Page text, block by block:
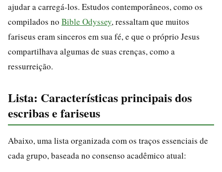
ajudar a carregá-los. Estudos contemporâneos, como os
compilados no Bible Odyssey, ressaltam que muitos
fariseus eram sinceros em sua fé, e que o próprio Jesus
compartilhava algumas de suas crenças, como a
ressurreição.
Lista: Características principais dos
escribas e fariseus
Abaixo, uma lista organizada com os traços essenciais de
cada grupo, baseada no consenso acadêmico atual: